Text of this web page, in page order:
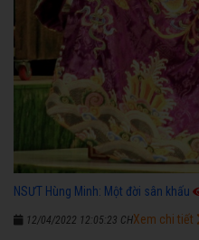
NSƯT Hùng Minh: Một đời sân khấu
12/04/2022 12:05:23 CHXem chi tiết